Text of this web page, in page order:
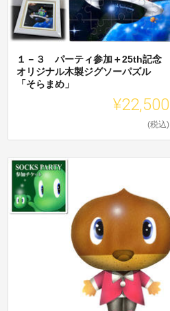
１－３ パーティ参加＋25th記念
オリジナル木製ジグソーパズル
「そらまめ」
¥22,500
(税込)